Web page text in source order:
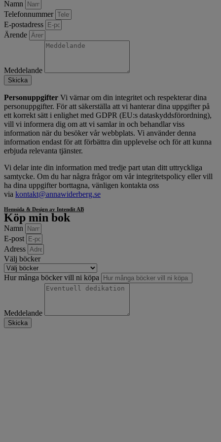
Namn
Telefonnummer
E-postadress
Ärende
Meddelande
Skicka
Personuppgifter Vi värnar om din integritet och respekterar dina
personuppgifter. För att säkerställa att vi hanterar dina uppgifter på
ett korrekt sätt i enlighet med GDPR (EU:s dataskyddsförordning),
vill vi informera dig om att vi samlar in och behandlar viss
information när du besöker vår webbplats. Vi använder denna
information endast för att förbättra din upplevelse och för att kunna
erbjuda relevanta tjänster.
Vi delar inte din information med tredje part utan ditt uttryckliga
samtycke. Om du har några frågor om vår integritetspolicy eller vill
ha dina uppgifter borttagna, vänligen kontakta oss
via kontakt@annawiderberg.se
Hemsida & Design av Intendit AB
Köp min bok
Namn
E-post
Adress
Välj böcker
Hur många böcker vill ni köpa
Meddelande
Skicka